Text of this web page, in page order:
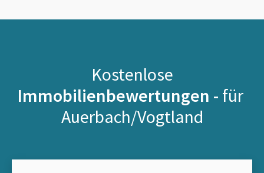
Kostenlose
Immobilienbewertungen - für
Auerbach/Vogtland